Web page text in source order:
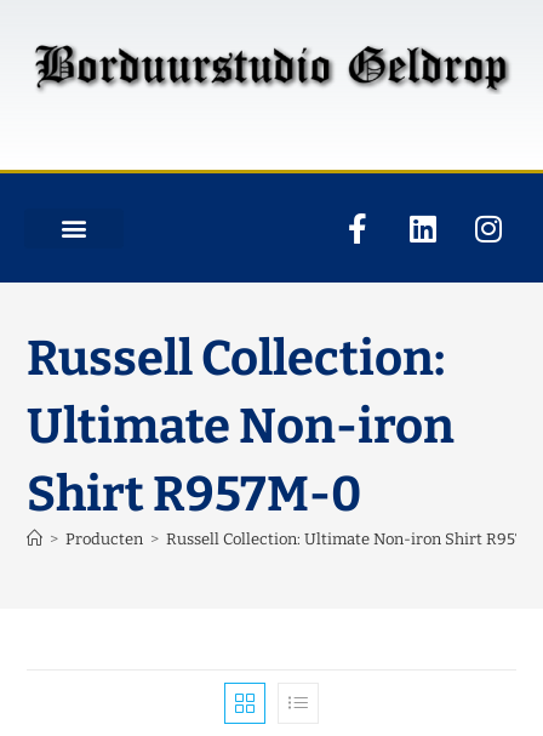
Russell Collection:
Ultimate Non-iron
Shirt R957M-0
> Producten > Russell Collection: Ultimate Non-iron Shirt